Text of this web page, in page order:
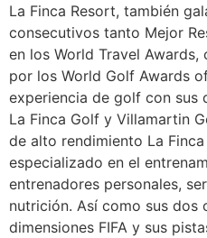
La Finca Resort, también
consecutivos tanto Mejor
en los World Travel
por los World Golf Awards
experiencia de golf con sus
La Finca Golf y Villamartin
de alto rendimiento La
especializado en el
entrenadores personales,
nutrición. Así como sus dos
dimensiones FIFA y sus